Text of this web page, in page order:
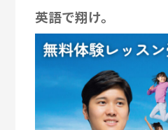
英語で翔け。